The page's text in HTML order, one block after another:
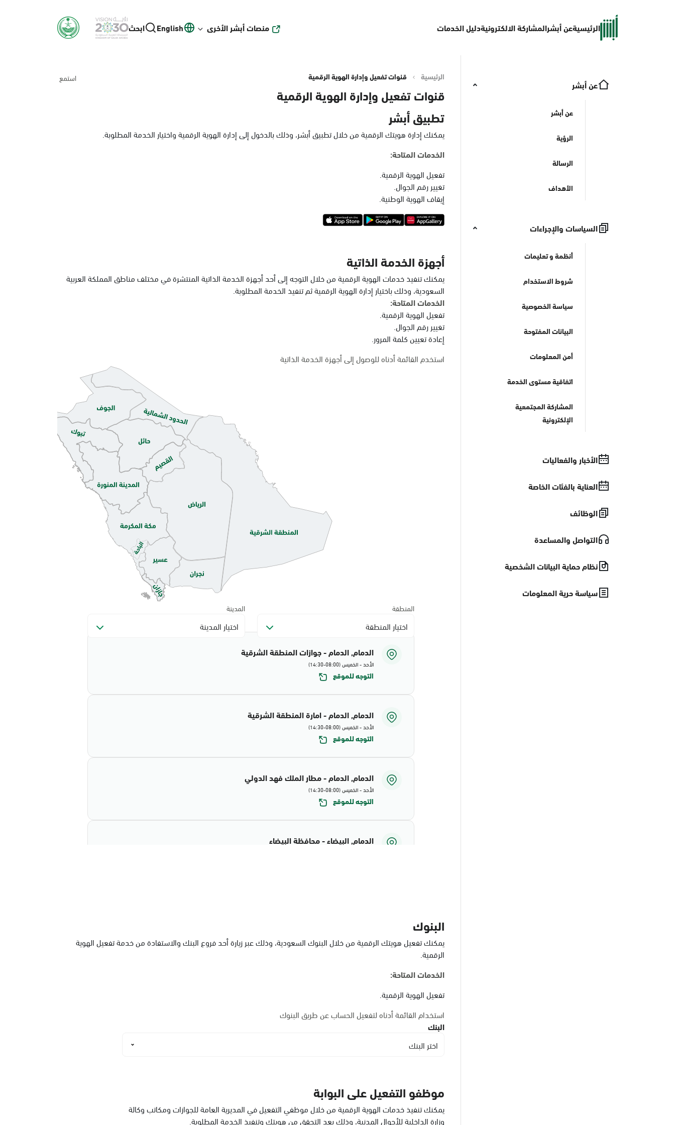
الرئيسيةعن أبشرالمشاركة الالكترونيةدليل الخدمات منصات أبشر الأخرى English ابحث
عن أبشر
عن أبشر
الرؤية
الرسالة
الأهداف
السياسات والإجراءات
أنظمة و تعليمات
شروط الاستخدام
سياسة الخصوصية
البيانات المفتوحة
أمن المعلومات
اتفاقية مستوى الخدمة
المشاركة المجتمعية
الإلكترونية
الأخبار والفعاليات
العناية بالفئات الخاصة
الوظائف
التواصل والمساعدة
نظام حماية البيانات الشخصية
سياسة حرية المعلومات
الرئيسية قنوات تفعيل وإدارة الهوية الرقمية استمع
قنوات تفعيل وإدارة الهوية الرقمية
تطبيق أبشر
يمكنك إدارة هويتك الرقمية من خلال تطبيق أبشر، وذلك بالدخول إلى إدارة الهوية الرقمية واختيار الخدمة المطلوبة.
الخدمات المتاحة:
تفعيل الهوية الرقمية.
تغيير رقم الجوال.
إيقاف الهوية الوطنية.
أجهزة الخدمة الذاتية
يمكنك تنفيذ خدمات الهوية الرقمية من خلال التوجه إلى أحد أجهزة الخدمة الذاتية المنتشرة في مختلف مناطق المملكة العربية
السعودية، وذلك باختيار إدارة الهوية الرقمية ثم تنفيذ الخدمة المطلوبة.
الخدمات المتاحة:
تفعيل الهوية الرقمية.
تغيير رقم الجوال.
إعادة تعيين كلمة المرور.
استخدم القائمة أدناه للوصول إلى أجهزة الخدمة الذاتية
المنطقة
اختيار المنطقة
المدينة
اختيار المدينة
الدمام, الدمام - جوازات المنطقة الشرقية
الأحد - الخميس (08:00-14:30)
التوجه للموقع
الدمام, الدمام - امارة المنطقة الشرقية
الأحد - الخميس (08:00-14:30)
التوجه للموقع
الدمام, الدمام - مطار الملك فهد الدولي
الأحد - الخميس (08:00-14:30)
التوجه للموقع
الدمام, البيضاء - محافظة البيضاء
الدمام, الدمام - بنده حي الجامعيين
التوجه للموقع
البنوك
يمكنك تفعيل هويتك الرقمية من خلال البنوك السعودية، وذلك عبر زيارة أحد فروع البنك والاستفادة من خدمة تفعيل الهوية
الرقمية.
الخدمات المتاحة:
تفعيل الهوية الرقمية.
استخدام القائمة أدناه لتفعيل الحساب عن طريق البنوك
البنك
اختر البنك
موظفو التفعيل على البوابة
يمكنك تنفيذ خدمات الهوية الرقمية من خلال موظفي التفعيل في المديرية العامة للجوازات ومكاتب وكالة
وزارة الداخلية للأحوال المدنية، وذلك بعد التحقق من هويتك وتنفيذ الخدمة المطلوبة.